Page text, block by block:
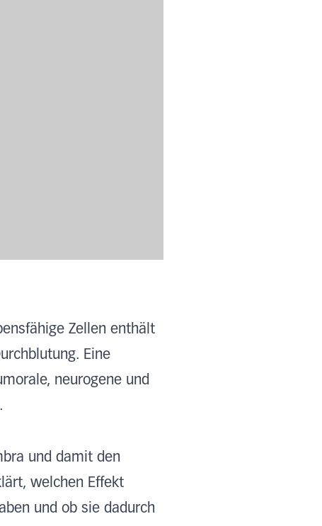
Zellen enthält
Eine
neurogene und
und damit den
welchen Effekt
und ob sie dadurch